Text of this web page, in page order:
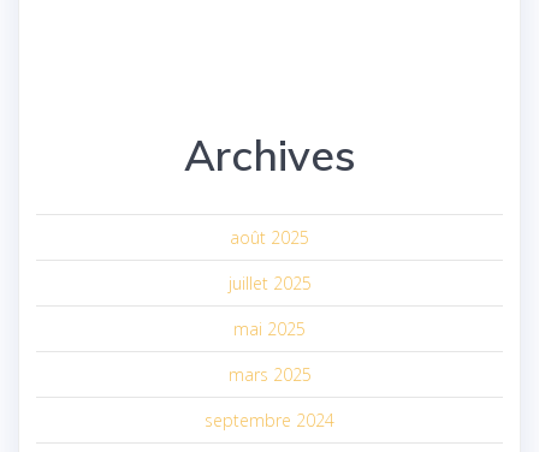
Archives
août 2025
juillet 2025
mai 2025
mars 2025
septembre 2024